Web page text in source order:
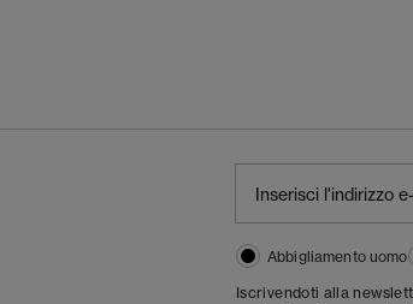
Abbigliamento uomo
Iscrivendoti alla